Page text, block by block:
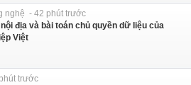
nghệ - 42 phút trước
nội địa và bài toán chủ quyền dữ liệu của
Việt
trước